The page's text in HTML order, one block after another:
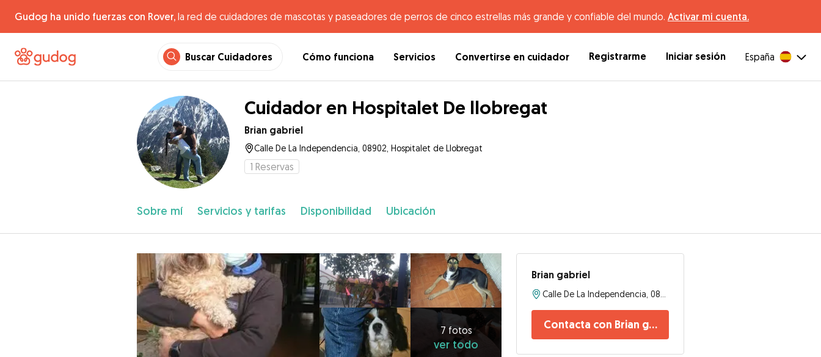
Gudog ha unido fuerzas con Rover, la red de cuidadores de mascotas y paseadores de perros de cinco estrellas más grande y confiable del mundo. Activar mi cuenta.
Buscar Cuidadores Cómo funciona Servicios Convertirse en cuidador Registrarme Iniciar sesión España
Cuidador en Hospitalet De llobregat
Brian gabriel
Calle De La Independencia, 08902, Hospitalet de Llobregat
1 Reservas
Sobre mí Servicios y tarifas Disponibilidad Ubicación
7 fotos
ver todo
Brian gabriel
Contacta con Brian gabriel